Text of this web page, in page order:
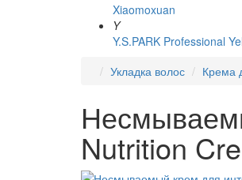
Xiaomoxuan
Y
Y.S.PARK Professional
Укладка волос
Крема
Nutrition